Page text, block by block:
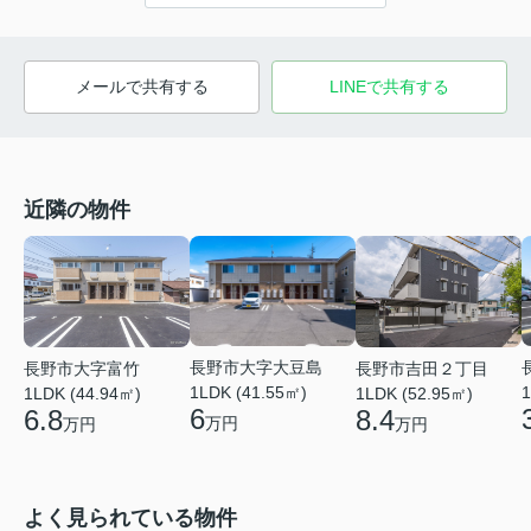
メールで共有する LINEで共有する
近隣の物件
長野市大字富竹
1LDK (44.94㎡)
6.8万円
長野市大字大豆島
1LDK (41.55㎡)
6万円
長野市吉田２丁目
1LDK (52.95㎡)
8.4万円
よく見られている物件